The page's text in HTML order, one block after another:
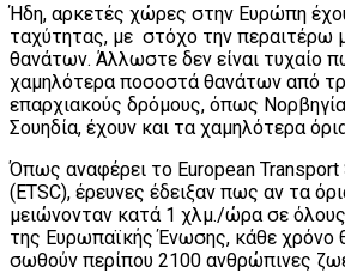
Ήδη, αρκετές χώρες στην Ευρώπη
ταχύτητας, με στόχο την περαιτέρω
θανάτων. Άλλωστε δεν είναι τυχαίο
χαμηλότερα ποσοστά θανάτων από
επαρχιακούς δρόμους, όπως
Σουηδία, έχουν και τα χαμηλότερα
Όπως αναφέρει το European Transport
(ETSC), έρευνες έδειξαν πως αν τα
μειώνονταν κατά 1 χλμ./ώρα σε
της Ευρωπαϊκής Ένωσης, κάθε χρόνο
σωθούν περίπου 2100 ανθρώπινες